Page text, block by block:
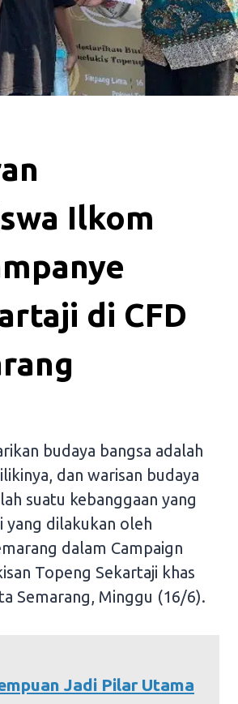
Ilkom
di CFD
budaya bangsa adalah
dan warisan budaya
suatu kebanggaan yang
yang dilakukan oleh
dalam Campaign
Topeng Sekartaji khas
Semarang, Minggu (16/6).
Jadi Pilar Utama